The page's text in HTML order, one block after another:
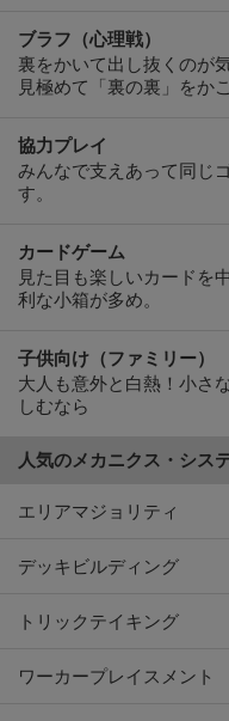
ブラフ（心理戦）
裏をかいて出し抜くのが
見極めて「裏の裏」をかこ
協力プレイ
みんなで支えあって同じ
す。
カードゲーム
見た目も楽しいカードを
利な小箱が多め。
子供向け（ファミリー）
大人も意外と白熱！小さ
しむなら
人気のメカニクス・シス
エリアマジョリティ
デッキビルディング
トリックテイキング
ワーカープレイスメント